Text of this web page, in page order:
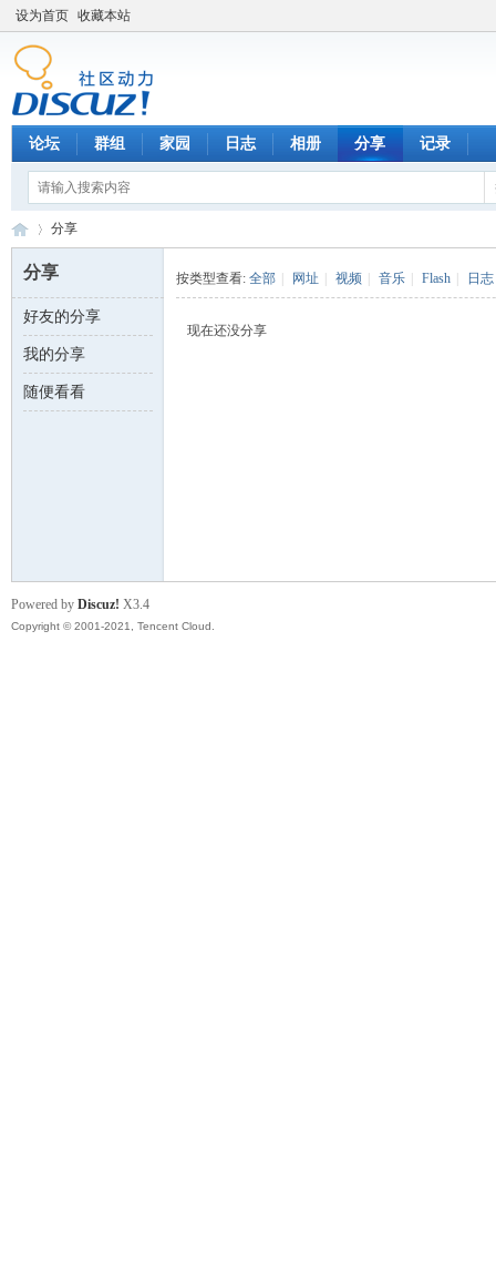
设为首页 收藏本站
论坛 群组 家园 日志 相册 分享 记录
数 ›
分享
分享
好友的分享
我的分享
随便看看
按类型查看: 全部 网址 视频 音乐 Flash 日志
现在还没分享
Powered by Discuz! X3.4
Copyright © 2001-2021, Tencent Cloud.